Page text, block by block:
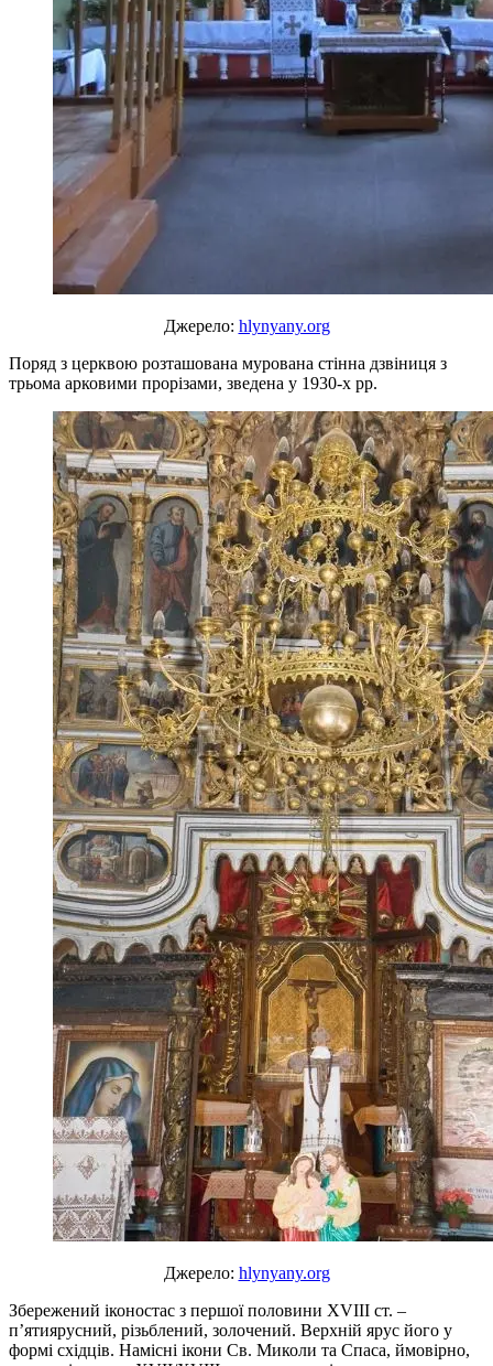
Джерело: hlynyany.org
Поряд з церквою розташована мурована стінна дзвіниця з
трьома арковими прорізами, зведена у 1930-х рр.
Джерело: hlynyany.org
Збережений іконостас з першої половини XVIII ст. –
п’ятиярусний, різьблений, золочений. Верхній ярус його у
формі східців. Намісні ікони Св. Миколи та Спаса, ймовірно,